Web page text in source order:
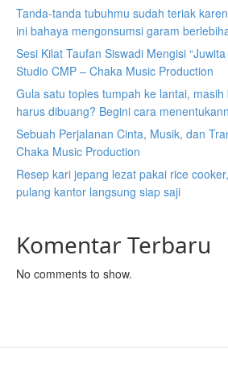
Tanda-tanda tubuhmu sudah teriak
ini bahaya mengonsumsi garam
Sesi Kilat Taufan Siswadi Mengisi
Studio CMP – Chaka Music Production
Gula satu toples tumpah ke lantai, masih
harus dibuang? Begini cara
Sebuah Perjalanan Cinta, Musik, dan
Chaka Music Production
Resep kari jepang lezat pakai rice
pulang kantor langsung siap saji
Komentar Terbaru
No comments to show.